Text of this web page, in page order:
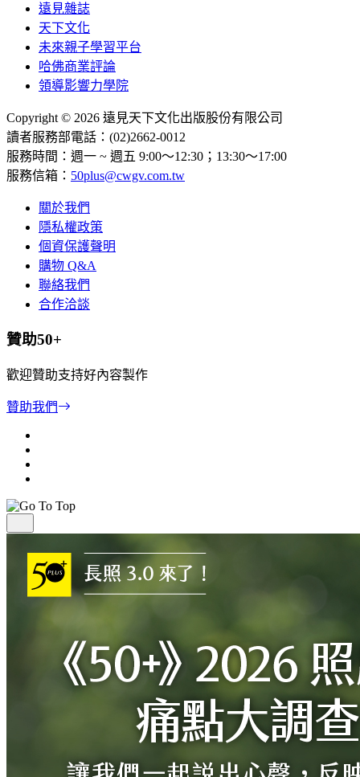
遠見雜誌
天下文化
未來親子學習平台
哈佛商業評論
領導影響力學院
Copyright © 2026 遠見天下文化出版股份有限公司
讀者服務部電話：(02)2662-0012
服務時間：週一 ~ 週五 9:00～12:30；13:30～17:00
服務信箱： 50plus@cwgv.com.tw
關於我們
隱私權政策
個資保護聲明
購物 Q&A
聯絡我們
合作洽談
贊助50+
歡迎贊助支持好內容製作
贊助我們